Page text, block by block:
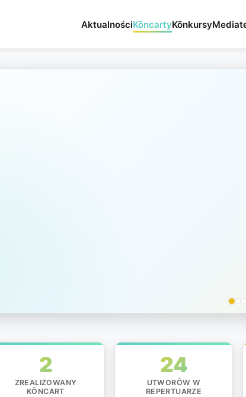
AktualnościKōncartyKōnkursy
2
ZREALIZOWANY
KŌNCART
24
UTWORŌW W
REPERTUARZE